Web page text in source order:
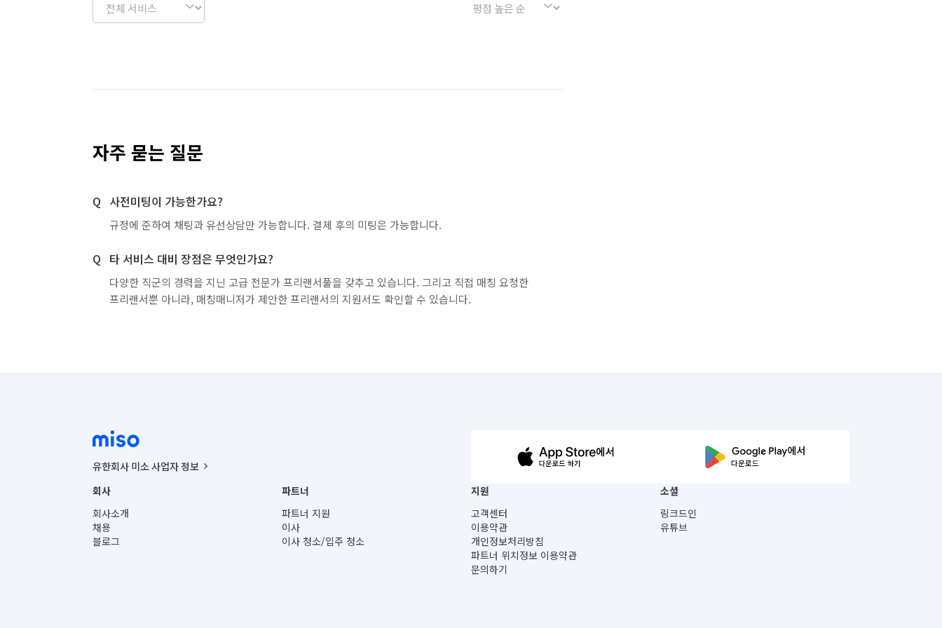
자주 묻는 질문
사전미팅이 가능한가요?
규정에 준하여 채팅과 유선상담만 가능합니다. 결제 후의 미팅은 가능합니다.
타 서비스 대비 장점은 무엇인가요?
다양한 직군의 경력을 지닌 고급 전문가 프리랜서풀을 갖추고 있습니다. 그리고 직접 매칭 요청한
프리랜서뿐 아니라, 매칭매니저가 제안한 프리랜서의 지원서도 확인할 수 있습니다.
유한회사 미소 사업자 정보
사업자등록번호 : 291-87-00271 | 인허가번호 : 2016-3220163-14-5-00019 |
통신판매신고번호 : 2024-서울종로-1400(공정거래위원회 정보) |
대표이사 : CHING VICTOR COLUMBIA RHEE
주소 | 본사: 서울특별시 종로구 율곡로 6(중학동, 트윈트리빌딩) B동 5층
컨택센터 : 서울특별시 종로구 수송동 율곡로 24, 7층, 8층 미소
회사
회사소개
채용
블로그
파트너
파트너 지원
이사
이사 청소/입주 청소
지원
고객센터
이용약관
개인정보처리방침
파트너 위치정보 이용약관
문의하기
소셜
링크드인
유튜브